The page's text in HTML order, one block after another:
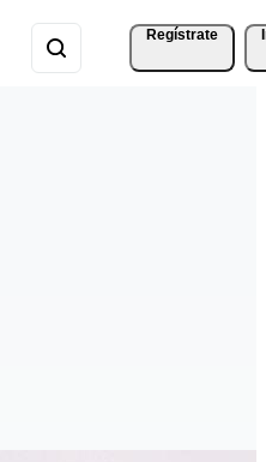
Regístrate